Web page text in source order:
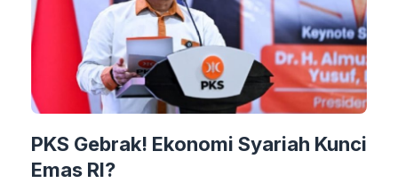
PKS Gebrak! Ekonomi Syariah Kunci
Emas RI?